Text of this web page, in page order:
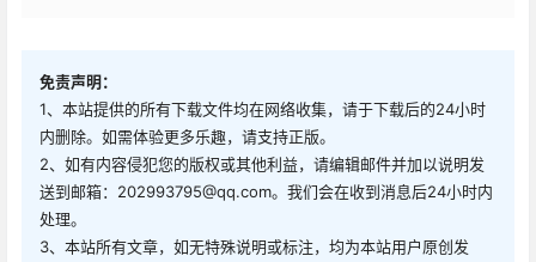
免责声明：
1、本站提供的所有下载文件均在网络收集，请于下载后的24小时
内删除。如需体验更多乐趣，请支持正版。
2、如有内容侵犯您的版权或其他利益，请编辑邮件并加以说明发
送到邮箱：202993795@qq.com。我们会在收到消息后24小时内
处理。
3、本站所有文章，如无特殊说明或标注，均为本站用户原创发